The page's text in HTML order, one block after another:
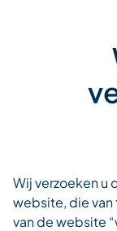
Wij verzoeken u
website, die
van de website